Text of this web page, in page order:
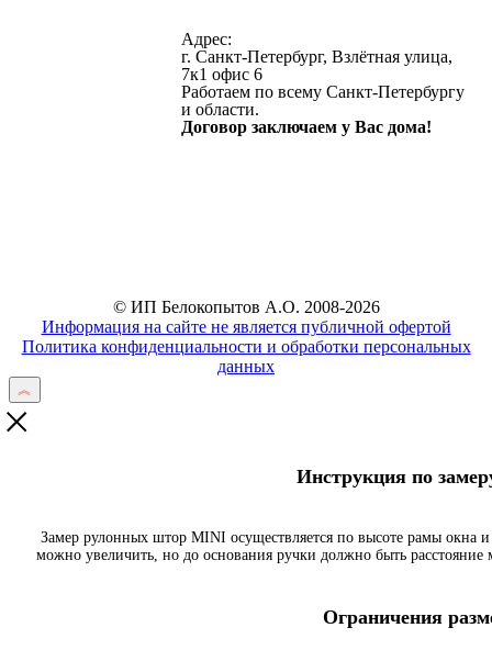
Адрес:
г. Санкт-Петербург, Взлётная улица,
7к1 офис 6
Работаем по всему Санкт-Петербургу
и области.
Договор заключаем у Вас дома!
© ИП Белокопытов А.О. 2008-2026
Информация на сайте не является публичной офертой
Политика конфиденциальности и обработки персональных
данных
Инструкция по
Замер рулонных штор MINI осуществляется по высоте рамы
можно увеличить, но до основания ручки должно быть
Ограничения